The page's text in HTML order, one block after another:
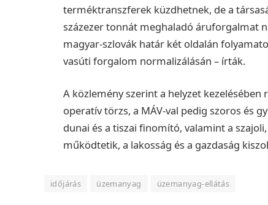
terméktranszferek küzdhetnek, de a
százezer tonnát meghaladó áruforgalmat
magyar-szlovák határ két oldalán
vasúti forgalom normalizálásán – írták.
A közlemény szerint a helyzet
operatív törzs, a MÁV-val pedig szoros és
dunai és a tiszai finomító, valamint a
működtetik, a lakosság és a gazdaság
időjárás üzemanyag üzemanyag-ellátás